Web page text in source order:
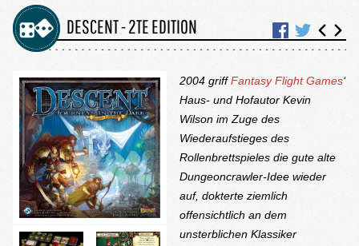
DESCENT - 2TE EDITION
2004 griffFantasy Flight Games‘
Haus- und Hofautor Kevin
Wilson im Zuge des
Wiederaufstieges des
Rollenbrettspieles die gute alte
Dungeoncrawler-Idee wieder
auf, dokterte ziemlich
offensichtlich an dem
unsterblichen Klassiker